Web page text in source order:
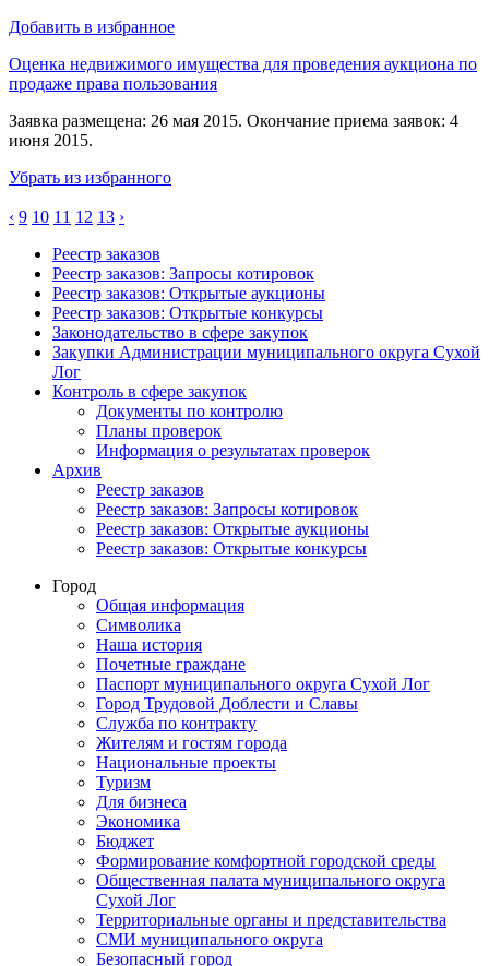
Добавить в избранное
Оценка недвижимого имущества для проведения аукциона по
продаже права пользования
Заявка размещена: 26 мая 2015. Окончание приема заявок: 4
июня 2015.
Убрать из избранного
‹ 9 10 11 12 13 ›
Реестр заказов
Реестр заказов: Запросы котировок
Реестр заказов: Открытые аукционы
Реестр заказов: Открытые конкурсы
Законодательство в сфере закупок
Закупки Администрации муниципального округа Сухой
Лог
Контроль в сфере закупок
Документы по контролю
Планы проверок
Информация о результатах проверок
Архив
Реестр заказов
Реестр заказов: Запросы котировок
Реестр заказов: Открытые аукционы
Реестр заказов: Открытые конкурсы
Город
Общая информация
Символика
Наша история
Почетные граждане
Паспорт муниципального округа Сухой Лог
Город Трудовой Доблести и Славы
Служба по контракту
Жителям и гостям города
Национальные проекты
Туризм
Для бизнеса
Экономика
Бюджет
Формирование комфортной городской среды
Общественная палата муниципального округа
Сухой Лог
Территориальные органы и представительства
СМИ муниципального округа
Безопасный город